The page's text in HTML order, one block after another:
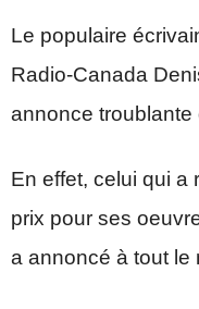
Le populaire
Radio-Canada
annonce
En effet, celui qui a
prix pour ses
a annoncé à tout le